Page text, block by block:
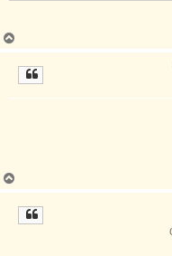
ب
ا
ب
ا